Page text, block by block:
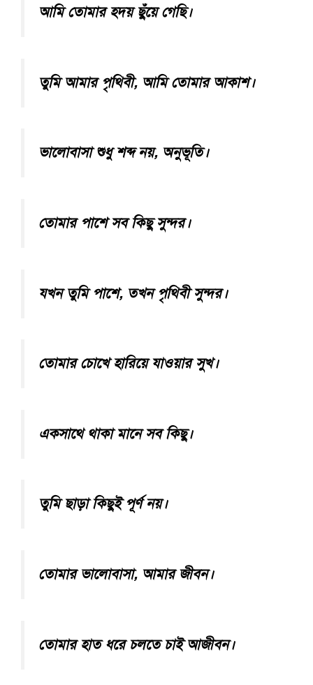
আমি তোমার হদয় ছুঁয়ে গেছি।
তুমি আমার পৃথিবী, আমি তোমার আকাশ।
ভালোবাসা শুধু শব্দ নয়, অনুভূতি।
তোমার পাশে সব কিছু সুন্দর।
যখন তুমি পাশে, তখন পৃথিবী সুন্দর।
তোমার চোখে হারিয়ে যাওয়ার সুখ।
একসাথে থাকা মানে সব কিছু।
তুমি ছাড়া কিছুই পূর্ণ নয়।
তোমার ভালোবাসা, আমার জীবন।
তোমার হাত ধরে চলতে চাই আজীবন।